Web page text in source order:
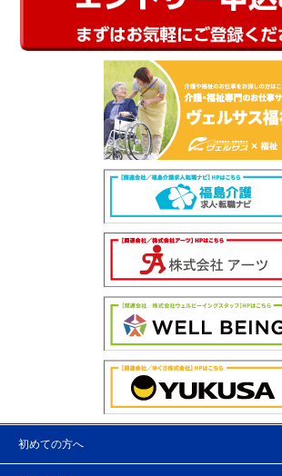
初めての方へ